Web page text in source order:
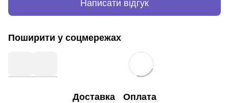
Написати відгук
Поширити у соцмережах
Доставка Оплата